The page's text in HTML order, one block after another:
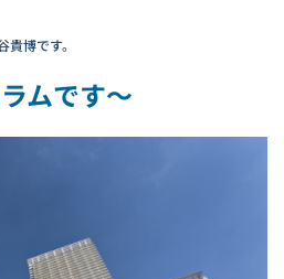
博です。
ムです～